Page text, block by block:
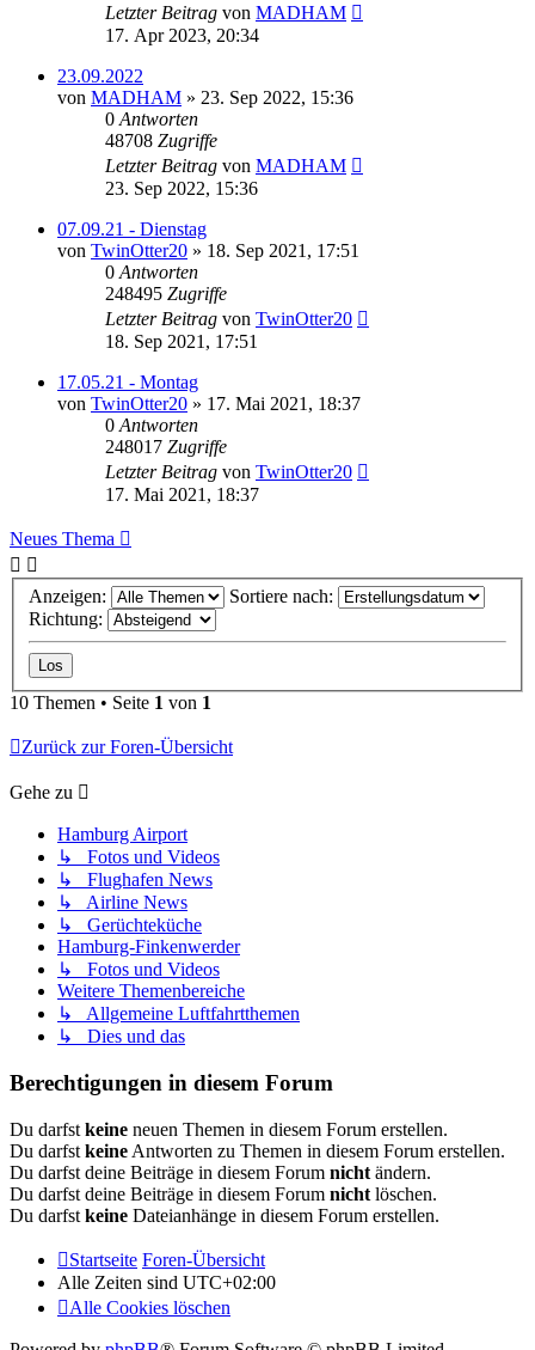
Letzter Beitrag von MADHAM
17. Apr 2023, 20:34
23.09.2022
von MADHAM » 23. Sep 2022, 15:36
0 Antworten
48708 Zugriffe
Letzter Beitrag von MADHAM
23. Sep 2022, 15:36
07.09.21 - Dienstag
von TwinOtter20 » 18. Sep 2021, 17:51
0 Antworten
248495 Zugriffe
Letzter Beitrag von TwinOtter20
18. Sep 2021, 17:51
17.05.21 - Montag
von TwinOtter20 » 17. Mai 2021, 18:37
0 Antworten
248017 Zugriffe
Letzter Beitrag von TwinOtter20
17. Mai 2021, 18:37
Neues Thema
Anzeigen:
Sortiere nach:
Richtung:
10 Themen • Seite 1 von 1
Zurück zur Foren-Übersicht
Gehe zu
Hamburg Airport
↳ Fotos und Videos
↳ Flughafen News
↳ Airline News
↳ Gerüchteküche
Hamburg-Finkenwerder
↳ Fotos und Videos
Weitere Themenbereiche
↳ Allgemeine Luftfahrtthemen
↳ Dies und das
Berechtigungen in diesem Forum
Du darfst keine neuen Themen in diesem Forum erstellen.
Du darfst keine Antworten zu Themen in diesem Forum erstellen.
Du darfst deine Beiträge in diesem Forum nicht ändern.
Du darfst deine Beiträge in diesem Forum nicht löschen.
Du darfst keine Dateianhänge in diesem Forum erstellen.
Startseite Foren-Übersicht
Alle Zeiten sind UTC+02:00
Alle Cookies löschen